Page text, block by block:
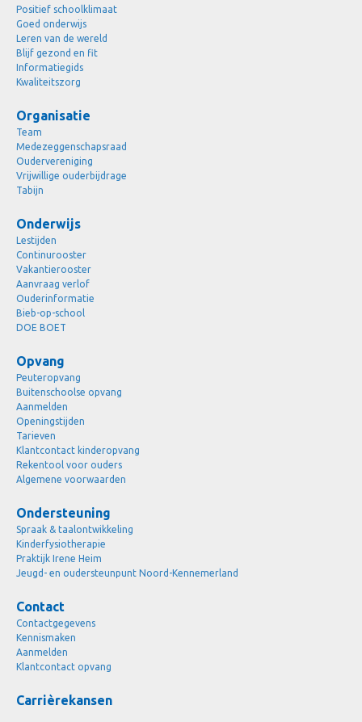
Positief schoolklimaat
Goed onderwijs
Leren van de wereld
Blijf gezond en fit
Informatiegids
Kwaliteitszorg
Organisatie
Team
Medezeggenschapsraad
Oudervereniging
Vrijwillige ouderbijdrage
Tabijn
Onderwijs
Lestijden
Continurooster
Vakantierooster
Aanvraag verlof
Ouderinformatie
Bieb-op-school
DOE BOET
Opvang
Peuteropvang
Buitenschoolse opvang
Aanmelden
Openingstijden
Tarieven
Klantcontact kinderopvang
Rekentool voor ouders
Algemene voorwaarden
Ondersteuning
Spraak & taalontwikkeling
Kinderfysiotherapie
Praktijk Irene Heim
Jeugd- en oudersteunpunt Noord-Kennemerland
Contact
Contactgegevens
Kennismaken
Aanmelden
Klantcontact opvang
Carrièrekansen